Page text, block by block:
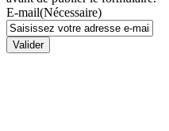
E-mail(Nécessaire)
Valider